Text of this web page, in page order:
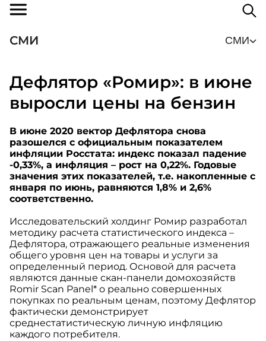
СМИ СМИ
Дефлятор «Ромир»: в июне
выросли цены на бензин
В июне 2020 вектор Дефлятора снова
разошелся с официальным показателем
инфляции Росстата: индекс показал падение
-0,33%, а инфляция – рост на 0,22%. Годовые
значения этих показателей, т.е. накопленные с
января по июнь, равняются 1,8% и 2,6%
соответственно.
Исследовательский холдинг Ромир разработал
методику расчета статистического индекса –
Дефлятора, отражающего реальные изменения
общего уровня цен на товары и услуги за
определенный период. Основой для расчета
являются данные скан-панели домохозяйств
Romir Scan Panel* о реально совершенных
покупках по реальным ценам, поэтому Дефлятор
фактически демонстрирует
среднестатистическую личную инфляцию
каждого потребителя.